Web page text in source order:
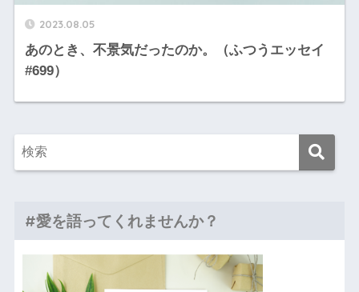
2023.08.05
あのとき、不景気だったのか。（ふつうエッセイ
#699）
#愛を語ってくれませんか？